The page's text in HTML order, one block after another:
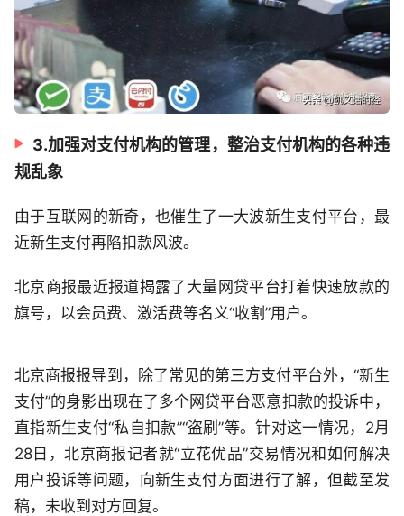
3.加强对支付机构的管理，整治支付机构的各种违
规乱象
由于互联网的新奇，也催生了一大波新生支付平台，最
近新生支付再陷扣款风波。
北京商报最近报道揭露了大量网贷平台打着快速放款的
旗号，以会员费、激活费等名义“收割”用户。
北京商报报导到，除了常见的第三方支付平台外，“新生
支付”的身影出现在了多个网贷平台恶意扣款的投诉中，
直指新生支付“私自扣款”“盗刷”等。针对这一情况，2月
28日，北京商报记者就“立花优品”交易情况和如何解决
用户投诉等问题，向新生支付方面进行了解，但截至发
稿，未收到对方回复。